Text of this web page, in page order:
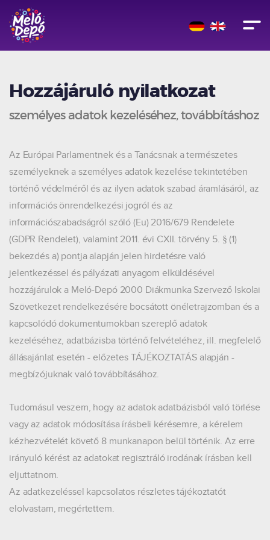
Hozzájáruló nyilatkozat
személyes adatok kezeléséhez, továbbításhoz
Az Európai Parlamentnek és a Tanácsnak a természetes
személyeknek a személyes adatok kezelése tekintetében
történő védelméről és az ilyen adatok szabad áramlásáról, az
információs önrendelkezési jogról és az
információszabadságról szóló (Eu) 2016/679 Rendelete
(GDPR Rendelet), valamint 2011. évi CXII. törvény 5. § (1)
bekezdés a) pontja alapján jelen hirdetésre való
jelentkezéssel és pályázati anyagom elküldésével
hozzájárulok a Meló-Depó 2000 Diákmunka Szervező Iskolai
Szövetkezet rendelkezésére bocsátott önéletrajzomban és a
kapcsolódó dokumentumokban szereplő adatok
kezeléséhez, adatbázisba történő felvételéhez, ill. megfelelő
állásajánlat esetén - előzetes TÁJÉKOZTATÁS alapján -
megbízójuknak való továbbításához.
Tudomásul veszem, hogy az adatok adatbázisból való törlése
vagy az adatok módosítása írásbeli kérésemre, a kérelem
kézhezvételét követő 8 munkanapon belül történik. Az erre
irányuló kérést az adatokat regisztráló irodának írásban kell
eljuttatnom.
Az adatkezeléssel kapcsolatos részletes tájékoztatót
elolvastam, megértettem.